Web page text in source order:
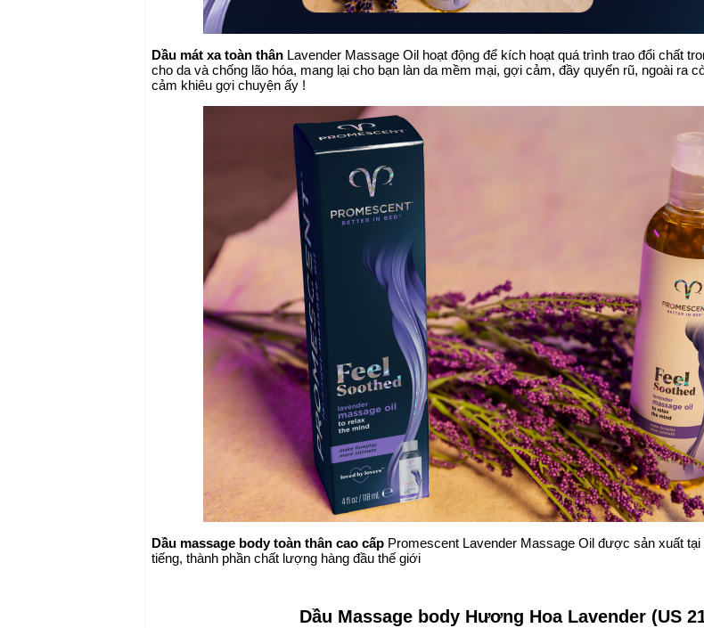
Dầu mát xa toàn thân Lavender Massage Oil hoạt động để kích hoạt quá trình trao đổi chất
cho da và chống lão hóa, mang lại cho bạn làn da mềm mại, gợi cảm, đầy quyến rũ, ngoài ra
cảm khiêu gợi chuyện ấy !
Dầu massage body toàn thân cao cấp Promescent Lavender Massage Oil được sản xuất
tiếng, thành phần chất lượng hàng đầu thế giới
Dầu Massage body Hương Hoa Lavender (US